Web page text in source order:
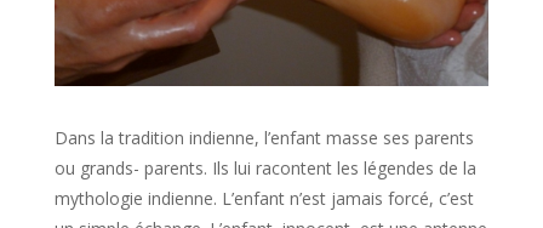
Dans la tradition indienne, l’enfant masse ses parents
ou grands- parents. Ils lui racontent les légendes de la
mythologie indienne. L’enfant n’est jamais forcé, c’est